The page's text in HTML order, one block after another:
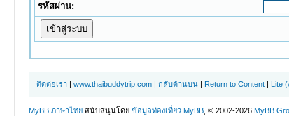
รหัสผ่าน:
ติดต่อเรา |www.thaibuddytrip.com |กลับด้านบน | Return to Content | Lite
MyBB ภาษาไทย สนับสนุนโดยข้อมูลท่องเที่ยว MyBB , © 2002-2026MyBB